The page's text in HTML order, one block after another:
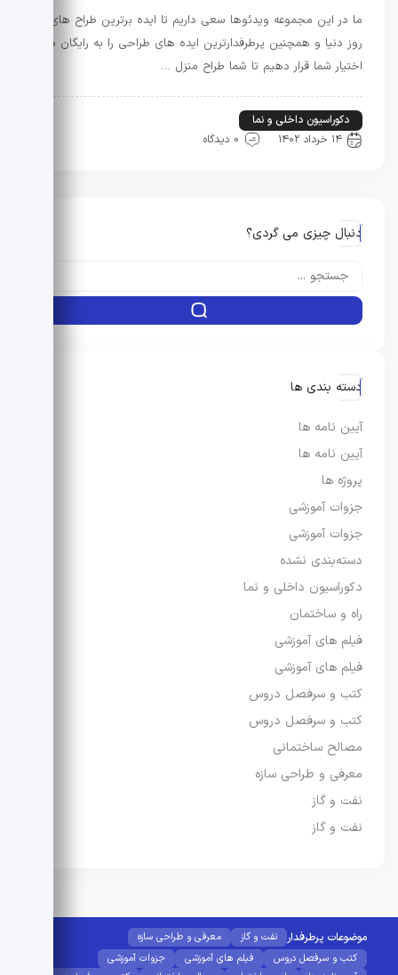
ما در این مجموعه ویدئوها سعی داریم تا ایده برترین طراح های
روز دنیا و همچنین پرطرفدارترین ایده های طراحی را به رایگان در
اختیار شما قرار دهیم تا شما طراح منزل …
دکوراسیون داخلی و نما
۱۴ خرداد ۱۴۰۲
0 دیدگاه
دنبال چیزی می گردی؟
دسته بندی ها
آیین نامه ها
آیین نامه ها
پروژه ها
جزوات آموزشی
جزوات آموزشی
دسته‌بندی نشده
دکوراسیون داخلی و نما
راه و ساختمان
فیلم های آموزشی
فیلم های آموزشی
کتب و سرفصل دروس
کتب و سرفصل دروس
مصالح ساختمانی
معرفی و طراحی سازه
نفت و گاز
نفت و گاز
موضوعات پرطرفدار نفت و گاز
معرفی و طراحی سازه
کتب و سرفصل دروس
فیلم های آموزشی
جزوات آموزشی